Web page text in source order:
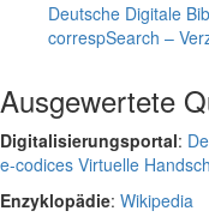
Deutsche Digitale
correspSearch –
Ausgewertete
Digitalisierungsportal:
e-codices Virtuelle
Enzyklopädie: Wikipedia